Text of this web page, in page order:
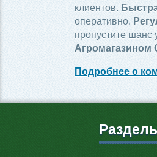
клиентов.
оперативно.
пропустите шанс
Агромагазином
Подробнее о